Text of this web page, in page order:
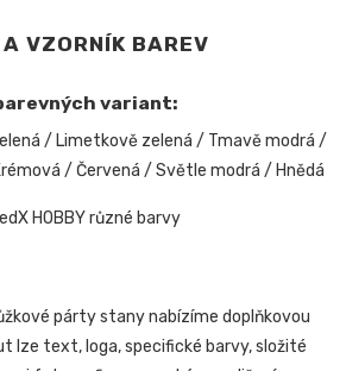
VZORNÍK BAREV
variant:
/ Limetkově zelená / Tmavě modrá /
/ Červená / Světle modrá / Hnědá
párty stany nabízíme doplňkovou
lze text, loga, specifické barvy, složité